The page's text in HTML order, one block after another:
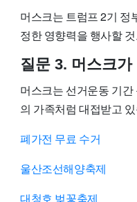
머스크는 트럼프 2기 정
정한 영향력을 행사할
질문 3. 머스크
머스크는 선거운동 기
의 가족처럼 대접받고
폐가전 무료 수거
울산조선해양축제
대청호 벚꽃축제